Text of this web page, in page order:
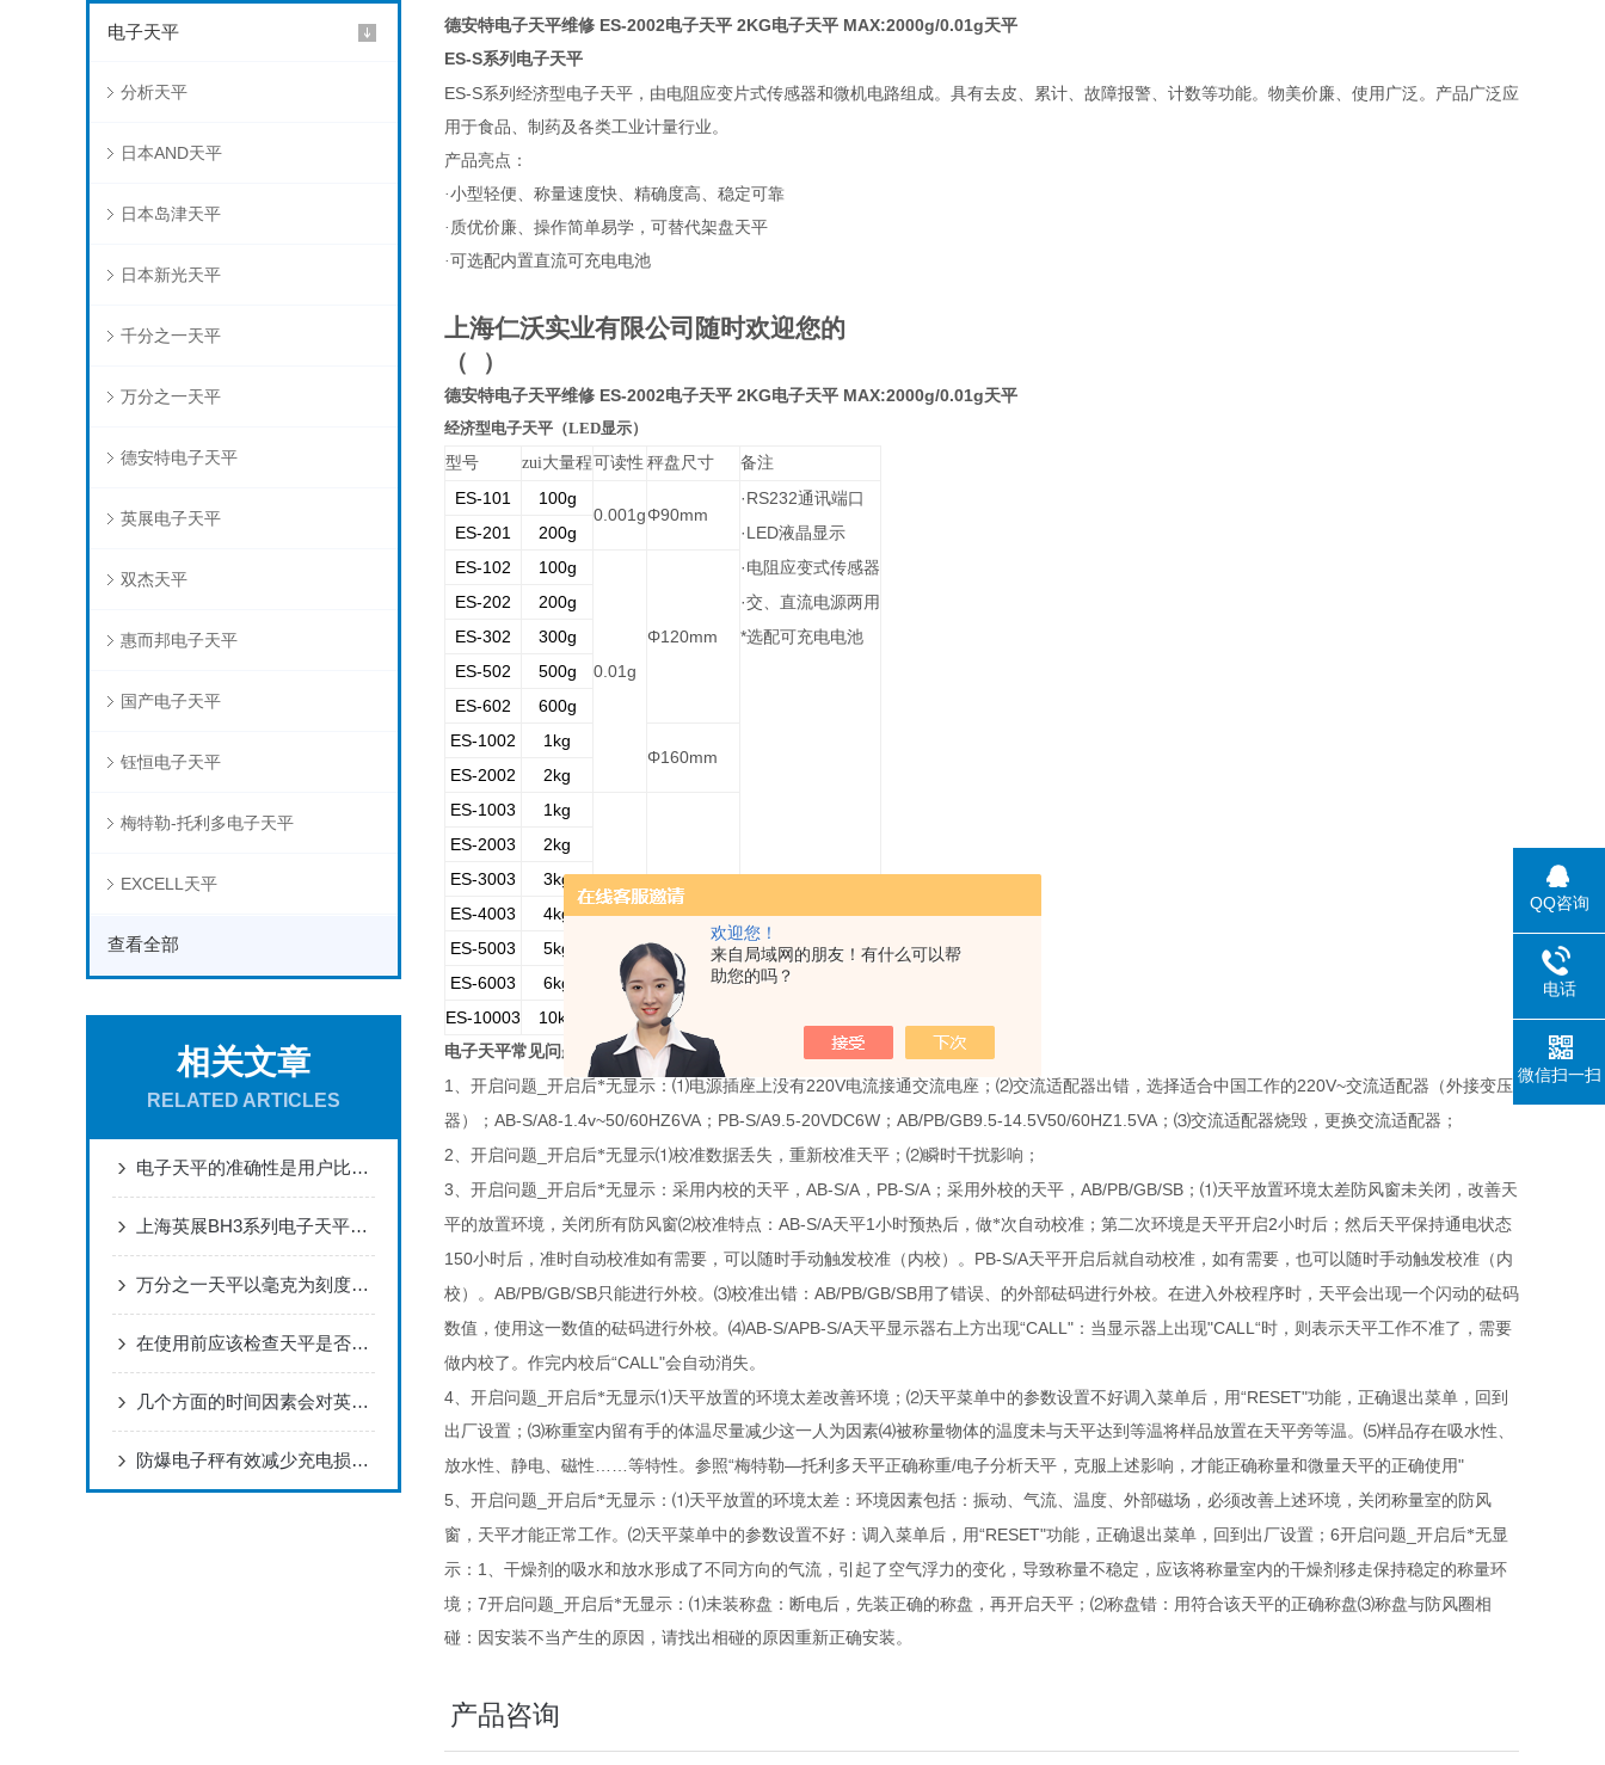
欢迎您！
来自局域网的朋友！有什么可以帮
助您的吗？
电子天平
分析天平
日本AND天平
日本岛津天平
日本新光天平
千分之一天平
万分之一天平
德安特电子天平
英展电子天平
双杰天平
惠而邦电子天平
国产电子天平
钰恒电子天平
梅特勒-托利多电子天平
EXCELL天平
查看全部
相关文章
RELATED ARTICLES
电子天平的准确性是用户比较关心的问题
上海英展BH3系列电子天平说明书
万分之一天平以毫克为刻度的微观世界“度量衡”
在使用前应该检查天平是否放置在平稳的工作台上
几个方面的时间因素会对英展电子天平的精确称量造成影响
防爆电子秤有效减少充电损坏电池的方法简述
德安特电子天平维修 ES-2002电子天平 2KG电子天平 MAX:2000g/0.01g天平
ES-S系列电子天平
ES-S系列经济型电子天平，由电阻应变片式传感器和微机电路组成。具有去皮、累计、故障报警、计数等功能。物美价廉、使用广泛。产品广泛应
用于食品、制药及各类工业计量行业。
产品亮点：
·小型轻便、称量速度快、精确度高、稳定可靠
·质优价廉、操作简单易学，可替代架盘天平
·可选配内置直流可充电电池
上海仁沃实业有限公司随时欢迎您的
（ ）
德安特电子天平维修 ES-2002电子天平 2KG电子天平 MAX:2000g/0.01g天平
经济型电子天平（LED显示）
型号
zui大量程可读性 秤盘尺寸 备注
ES-101
100g
0.001gΦ90mm
·RS232通讯端口
·LED液晶显示
· 电阻应变式传感器
·交、直流电源两用
*选配可充电电池
ES-201
200g
ES-102
100g
0.01g
Φ120mm
ES-202
200g
ES-302
300g
ES-502
500g
ES-602
600g
ES-1002
1kg
Φ160mm
ES-2002
2kg
ES-1003
1kg
0.1g 180*170mm
ES-2003
2kg
ES-3003
3kg
ES-4003
4kg
ES-5003
5kg
ES-6003
6kg
ES-10003
10kg
电子天平常见问题
1 、开启问题 开启后*无显示： ⑴电源插座上没有220V电流接通交流电座； ⑵交流适配器出错，选择适合中国工作的220V~交流适配器（外接变压
器）； AB-S/A8-1.4v~50/60HZ6VA ； PB-S/A9.5-20VDC6W ； AB/PB/GB9.5-14.5V50/60HZ1.5VA ； ⑶交流适配器烧毁，更换交流适配器；
2、开启问题 开启后*无显示⑴校准数据丢失，重新校准天平； ⑵瞬时干扰影响；
3、开启问题 开启后*无显示：采用内校的天平， AB-S/A ， PB-S/A ；采用外校的天平， AB/PB/GB/SB ； ⑴天平放置环境太差防风窗未关闭，改善天
平的放置环境，关闭所有防风窗⑵校准特点： AB-S/A天平1 小时预热后，做*次自动校准；第二次环境是天平开启2小时后；然后天平保持通电状态
150小时后，准时自动校准如有需要，可以随时手动触发校准（内校）。 PB-S/A天平开启后就自动校准，如有需要，也可以随时手动触发校准（内
校）。 AB/PB/GB/SB只能进行外校。 ⑶校准出错： AB/PB/GB/SB用了错误、的外部砝码进行外校。在进入外校程序时，天平会出现一个闪动的砝码
数值，使用这一数值的砝码进行外校。 ⑷AB-S/APB-S/A天平显示器右上方出现“CALL" ：当显示器上出现"CALL“时，则表示天平工作不准了，需要
做内校了。作完内校后“CALL"会自动消失。
4、开启问题 开启后*无显示⑴天平放置的环境太差改善环境； ⑵天平菜单中的参数设置不好调入菜单后，用“RESET"功能，正确退出菜单，回到
出厂设置； ⑶称重室内留有手的体温尽量减少这一人为因素⑷被称量物体的温度未与天平达到等温将样品放置在天平旁等温。 ⑸样品存在吸水性、
放水性、静电、磁性
等特性。参照“梅特勒—托利多天平正确称重/电子分析天平，克服上述影响，才能正确称量和微量天平的正确使用"
5、开启问题 开启后*无显示： ⑴天平放置的环境太差：环境因素包括：振动、气流、温度、外部磁场 ，必须改善上述环境，关闭称量室的防风
窗，天平才能正常工作。 ⑵天平菜单中的参数设置不好：调入菜单后，用“RESET"功能，正确退出菜单，回到出厂设置； 6开启问题 开启后*无显
示： 1 、干燥剂的吸水和放水形成了不同方向的气流，引起了空气浮力的变化，导致称量不稳定，应该将称量室内的干燥剂移走保持稳定的称量环
境； 7开启问题 开启后*无显示： ⑴未装称盘：断电后，先装正确的称盘，再开启天平； ⑵称盘错：用符合该天平的正确称盘⑶称盘与防风圈相
碰：因安装不当产生的原因，请找出相碰的原因重新正确安装。
产品咨询
QQ咨询
电话
微信扫一扫